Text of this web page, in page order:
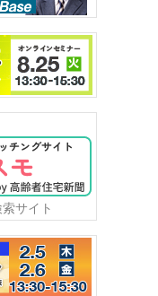
サイト